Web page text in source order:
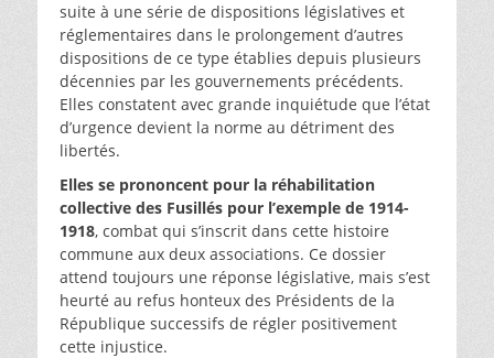
suite à une série de dispositions législatives et
réglementaires dans le prolongement d’autres
dispositions de ce type établies depuis plusieurs
décennies par les gouvernements précédents.
Elles constatent avec grande inquiétude que l’état
d’urgence devient la norme au détriment des
libertés.
Elles se prononcent pour la réhabilitation
collective des Fusillés pour l’exemple de 1914-
1918, combat qui s’inscrit dans cette histoire
commune aux deux associations. Ce dossier
attend toujours une réponse législative, mais s’est
heurté au refus honteux des Présidents de la
République successifs de régler positivement
cette injustice.